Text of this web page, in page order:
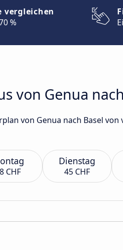
vergleichen
%
von Genua
von Genua nach Basel
CHF
Dienstag
45 CHF